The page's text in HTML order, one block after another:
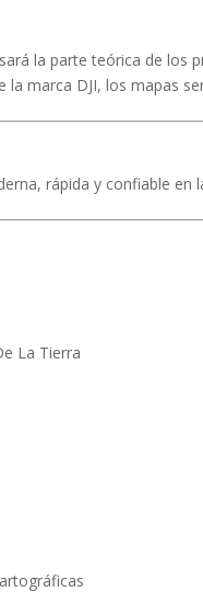
la parte teórica de los
la marca DJI, los mapas
rápida y confiable
La Tierra